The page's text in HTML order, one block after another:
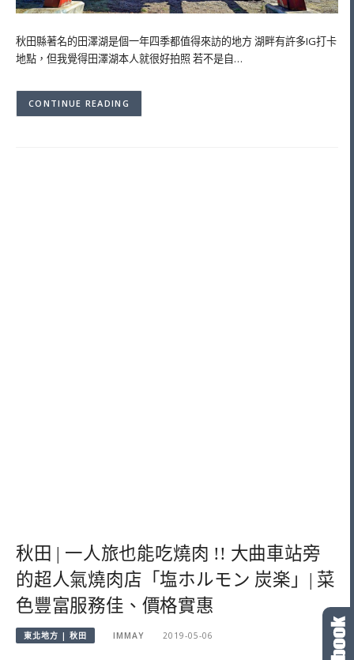
秋田縣著名的田澤湖是個一年四季都值得來訪的地方 湖畔有許多IG打卡
地點，但我覺得田澤湖本人就很好拍照 若不是自…
CONTINUE READING
秋田 | 一人旅也能吃燒肉 !! 大曲車站旁
的超人氣燒肉店「塩ホルモン 炭楽」| 菜
色豐富服務佳、價格實惠
東北地方 | 秋田 IMMAY 2019-05-06